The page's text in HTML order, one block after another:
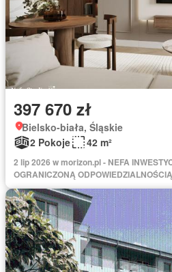
397 670 zł
Bielsko-biała, Śląskie
2 Pokoje
42 m²
2 lip 2026 w morizon.pl - NEFA
OGRANICZONĄ ODPOWIEDZIALNOŚCIĄ